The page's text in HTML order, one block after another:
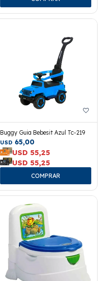
Buggy Guia Bebesit Azul Tc-219
USD 65,00
USD 55,25
USD 55,25